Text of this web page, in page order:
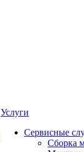
Услуги
Сервисные
Сборка